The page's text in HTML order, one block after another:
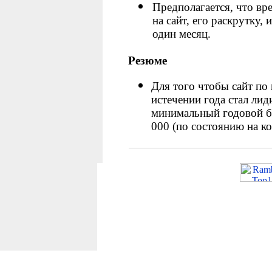
Предполагается, что
на сайт, его
один месяц.
Резюме
Для того чтобы сайт
истечении года стал
минимальный годовой
000 (по состоянию на